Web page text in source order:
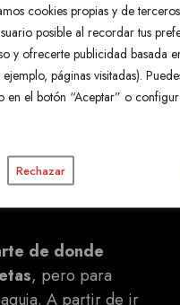
cookies propias y de
posible al recordar tus
y ofrecerte publicidad basada
páginas visitadas).
en el botón “Aceptar” o
Rechazar
ir a la parrillacon
y
por fuera, y
Javier
de donde
, pero para
A partir de ir